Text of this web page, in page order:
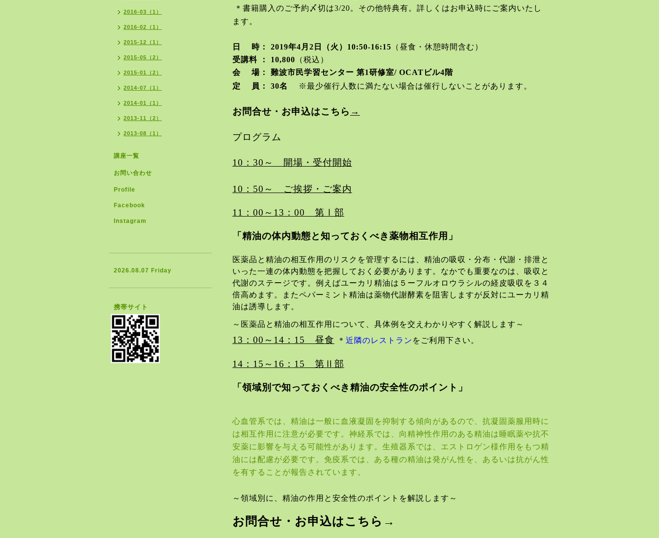
＊書籍購入のご予約〆切は3/20。その他特典有。詳しくはお申込時にご案内いたし
ます。
日 時： 2019年4 月 2 日（火） 10:50-16:15 （昼食・休憩時間含む）
受講料 ： 10,800 （税込）
会 場： 難波市民学習センター 第1研修室/ OCAT ビル4階
定 員： 30名 ※最少催行人数に満たない場合は催行しないことがあります。
お問合せ・お申込はこちら →
プログラム
10 ： 30 ～ 開場・受付開始
10 ： 50 ～ ご挨拶・ご案内
11 ： 00 ～ 13 ： 00 第 Ⅰ 部
「精油の体内動態と知っておくべき薬物相互作用」
医薬品と精油の相互作用のリスクを管理するには、精油の吸収・分布・代謝・排泄と
いった一連の体内動態を把握しておく必要があります。なかでも重要なのは、吸収と
代謝のステージです。例えばユーカリ精油は５ーフルオロウラシルの経皮吸収を３４
倍高めます。またペパーミント精油は薬物代謝酵素を阻害しますが反対にユーカリ精
油は誘導します。
～医薬品と精油の相互作用について、具体例を交えわかりやすく解説します～
13 ： 00 ～ 14 ： 15 昼食 ＊ 近隣のレストラン をご利用下さい。
14 ： 15 ～ 16 ： 15 第 Ⅱ 部
「領域別で知っておくべき精油の安全性のポイント」
心血管系では、精油は一般に血液凝固を抑制する傾向があるので、抗凝固薬服用時に
は相互作用に注意が必要です。神経系では、向精神性作用のある精油は睡眠薬や抗不
安薬に影響を与える可能性があります。生殖器系では、エストロゲン様作用をもつ精
油には配慮が必要です。免疫系では、ある種の精油は発がん性を、あるいは抗がん性
を有することが報告されています。
～領域別に、精油の作用と安全性のポイントを解説します～
お問合せ・お申込はこちら →
2016-03（1）
2016-02（1）
2015-12（1）
2015-05（2）
2015-01（2）
2014-07（1）
2014-01（1）
2013-11（2）
2013-08（1）
講座一覧
お問い合わせ
Profile
Facebook
Instagram
2026.08.07 Friday
携帯サイト